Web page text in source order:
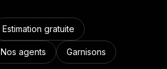
Estimation gratuite
Nos agents Garnisons